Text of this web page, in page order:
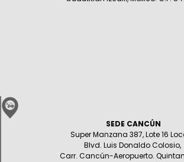
SEDE CANCÚN
Super Manzana 387, Lote 16
Blvd. Luis Donaldo Colosio,
Carr. Cancún-Aeropuerto.